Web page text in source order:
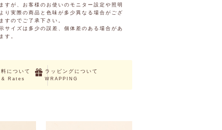
すが、お客様のお使いのモニター設定や照明
り実際の商品と色味が多少異なる場合がござ
すのでご了承下さい。
サイズは多少の誤差、個体差のある場合があ
す。
について
Rates
ラッピングについて
WRAPPING